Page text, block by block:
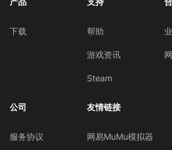
下载 帮助
游戏资讯
Steam
公司
服务协议
友情链接
网易MuMu模拟器